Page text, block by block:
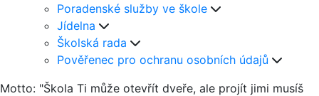
Poradenské služby ve škole
Jídelna
Školská rada
Pověřenec pro ochranu osobních údajů
Motto: "Škola Ti může otevřít dveře, ale projít jimi musíš